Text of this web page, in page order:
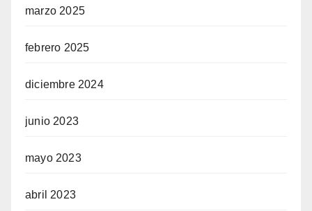
marzo 2025
febrero 2025
diciembre 2024
junio 2023
mayo 2023
abril 2023